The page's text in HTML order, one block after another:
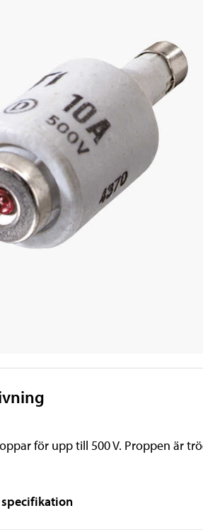
för upp till 500 V. Proppen är
specifikation